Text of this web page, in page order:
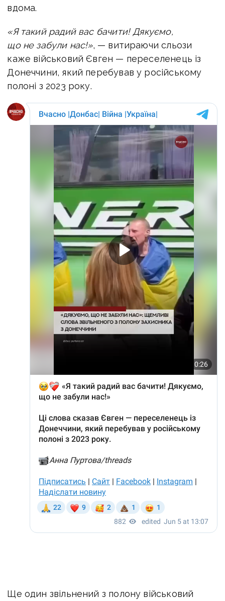
вдома.
«Я такий радий вас бачити! Дякуємо,
що не забули нас!», — витираючи сльози
каже військовийЄвген — переселенець із
Донеччини, який перебував у російському
полоні з 2023 року.
Ще один звільнений з полону військовий